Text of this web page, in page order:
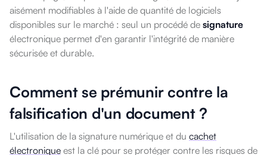
aisément modifiables à l'aide de quantité de logiciels
disponibles sur le marché : seul un procédé de signature
électronique permet d'en garantir l'intégrité de manière
sécurisée et durable.
Comment se prémunir contre la
falsification d'un document ?
L'utilisation de la signature numérique et du cachet
électronique est la clé pour se protéger contre les risques de